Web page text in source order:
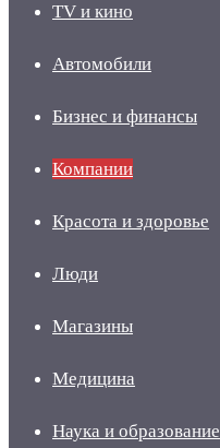
TV и кино
Автомобили
Бизнес и финансы
Компании
Красота и здоровье
Люди
Магазины
Медицина
Наука и образование